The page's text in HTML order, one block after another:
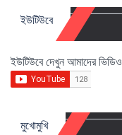
ইউটিউবে
ইউটিউবে দেখুন আমাদের
মুখোমুখি